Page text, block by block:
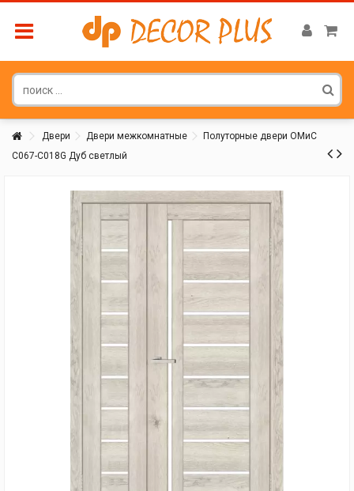
Двери Двери межкомнатные
Полуторные двери ОМиС
C067-C018G Дуб светлый